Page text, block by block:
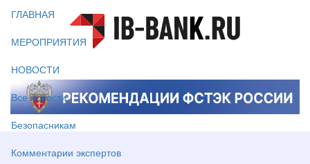
ГЛАВНАЯ
МЕРОПРИЯТИЯ
НОВОСТИ
Все новости
Безопасникам
Комментарии экспертов